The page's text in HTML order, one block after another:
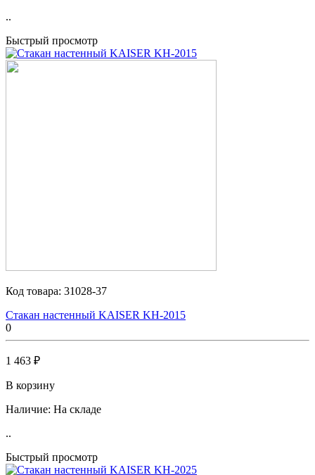
..
Быстрый просмотр
Код товара: 31028-37
Стакан настенный KAISER KH-2015
0
1 463 ₽
В корзину
Наличие: На складе
..
Быстрый просмотр